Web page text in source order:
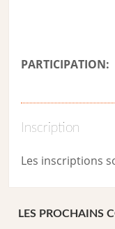
Inscription
Les inscriptions
LES PROCHAINS